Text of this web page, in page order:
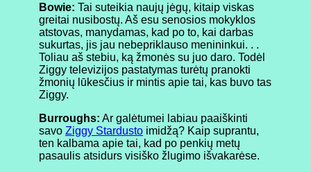
Bowie: Tai suteikia naujų jėgų, kitaip viskas
greitai nusibostų. Aš esu senosios mokyklos
atstovas, manydamas, kad po to, kai darbas
sukurtas, jis jau nebepriklauso menininkui. . .
Toliau aš stebiu, ką žmonės su juo daro. Todėl
Ziggy televizijos pastatymas turėtų pranokti
žmonių lūkesčius ir mintis apie tai, kas buvo tas
Ziggy.
Burroughs: Ar galėtumei labiau paaiškinti
savo Ziggy Stardusto imidžą? Kaip suprantu,
ten kalbama apie tai, kad po penkių metų
pasaulis atsidurs visiško žlugimo išvakarėse.